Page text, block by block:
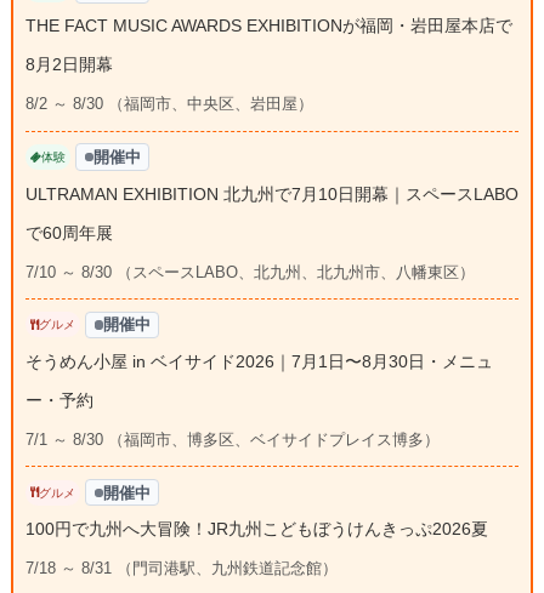
THE FACT MUSIC AWARDS EXHIBITIONが福岡・岩田屋本店で
8月2日開幕
8/2 ～ 8/30 （福岡市、中央区、岩田屋）
体験 開催中
ULTRAMAN EXHIBITION 北九州で7月10日開幕｜スペースLABO
で60周年展
7/10 ～ 8/30 （スペースLABO、北九州、北九州市、八幡東区）
グルメ 開催中
そうめん小屋 in ベイサイド2026｜7月1日〜8月30日・メニュ
ー・予約
7/1 ～ 8/30 （福岡市、博多区、ベイサイドプレイス博多）
グルメ 開催中
100円で九州へ大冒険！JR九州こどもぼうけんきっぷ2026夏
7/18 ～ 8/31 （門司港駅、九州鉄道記念館）